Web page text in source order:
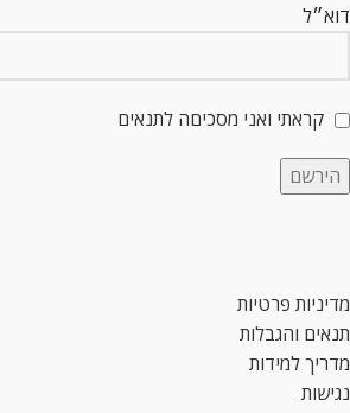
דוא״ל
קראתי ואני מסכיםה לתנאים
מדיניות פרטיות
תנאים והגבלות
מדריך למידות
נגישות